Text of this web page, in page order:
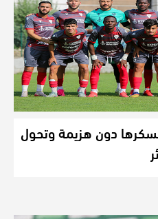
دون هزيمة وتحول